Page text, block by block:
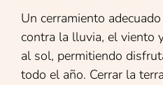
Un cerramiento
contra la lluvia, el viento
al sol, permitiendo
todo el año. Cerrar la